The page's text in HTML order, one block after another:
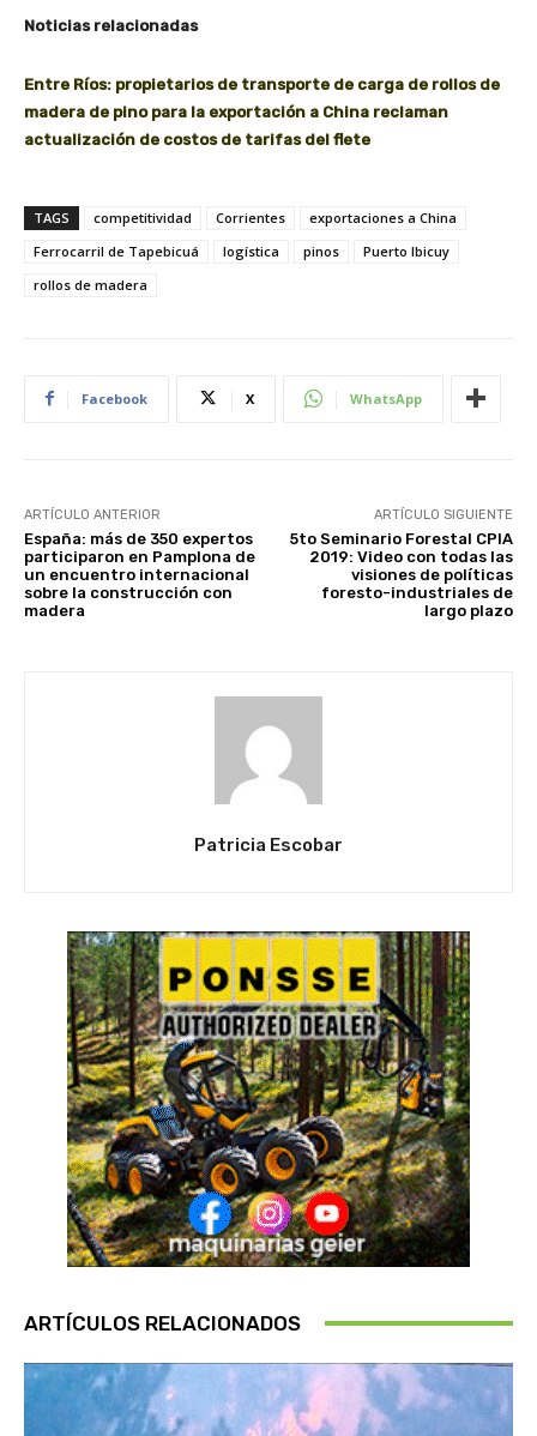
Noticias relacionadas
Entre Ríos: propietarios de transporte de carga de rollos de
madera de pino para la exportación a China reclaman
actualización de costos de tarifas del flete
TAGS competitividad Corrientes
exportaciones a China
Ferrocarril de Tapebicuá
logística pinos
Puerto Ibicuy
rollos de madera
Facebook X WhatsApp
ARTÍCULO ANTERIOR
España: más de 350 expertos
participaron en Pamplona de
un encuentro internacional
sobre la construcción con
madera
ARTÍCULO SIGUIENTE
5to Seminario Forestal CPIA
2019: Video con todas las
visiones de políticas
foresto-industriales de
largo plazo
Patricia Escobar
ARTÍCULOS RELACIONADOS